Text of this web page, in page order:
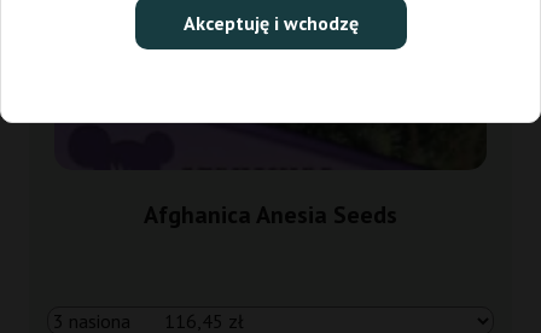
Akceptuję i wchodzę
Afghanica Anesia Seeds